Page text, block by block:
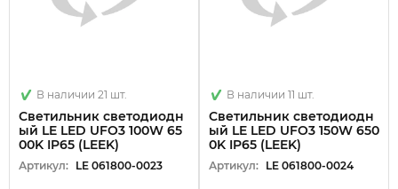
В наличии 21 шт.
Светильник светодиодн
ый LE LED UFO3 100W 65
00K IP65 (LEEK)
Артикул: LE 061800-0023
В наличии 11 шт.
Светильник светодиодн
ый LE LED UFO3 150W 650
0K IP65 (LEEK)
Артикул: LE 061800-0024